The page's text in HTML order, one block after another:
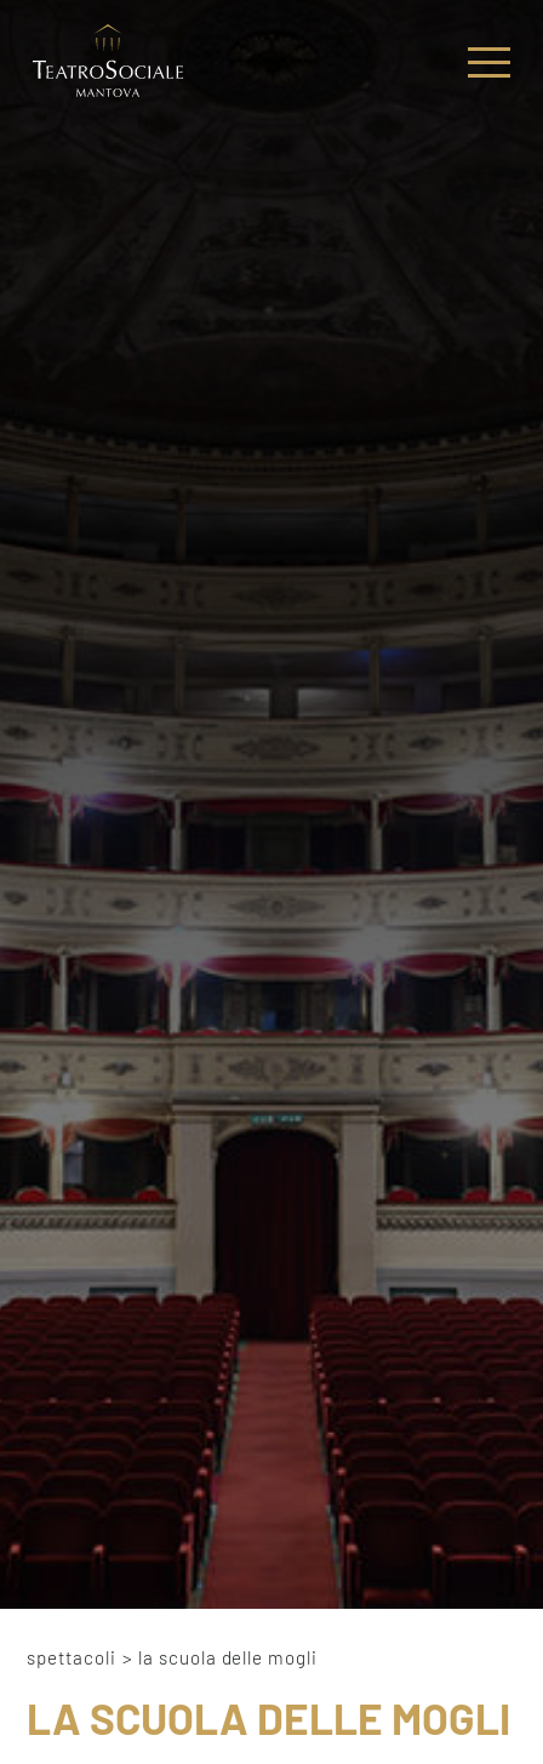
spettacoli > la scuola delle mogli
LA SCUOLA DELLE MOGLI